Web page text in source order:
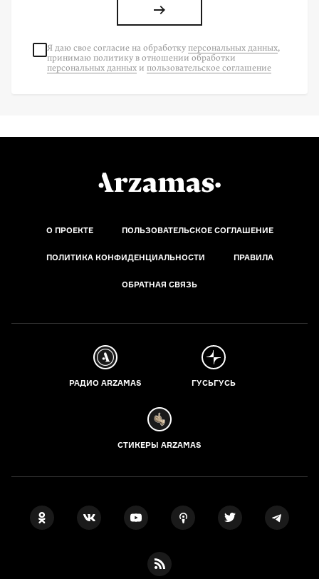
Я даю свое согласие на обработку персональных данных,
принимаю политику в отношении обработки
персональных данных и пользовательское соглашение
О ПРОЕКТЕ ПОЛЬЗОВАТЕЛЬСКОЕ СОГЛАШЕНИЕ
ПОЛИТИКА КОНФИДЕНЦИАЛЬНОСТИ ПРАВИЛА
ОБРАТНАЯ СВЯЗЬ
РАДИО ARZAMAS ГУСЬГУСЬ
СТИКЕРЫ ARZAMAS